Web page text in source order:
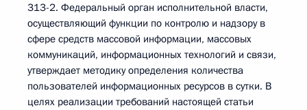
313-2. Федеральный орган исполнительной власти,
осуществляющий функции по контролю и надзору в
сфере средств массовой информации, массовых
коммуникаций, информационных технологий и связи,
утверждает методику определения количества
пользователей информационных ресурсов в сутки. В
целях реализации требований настоящей статьи